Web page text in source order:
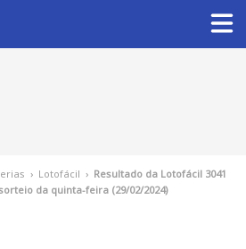
› Lotofácil › Resultado da Lotofácil 3041
da quinta-feira (29/02/2024)